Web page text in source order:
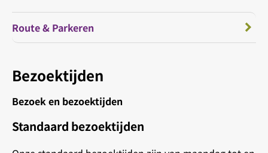
Route & Parkeren
Bezoektijden
Bezoek en bezoektijden
Standaard bezoektijden